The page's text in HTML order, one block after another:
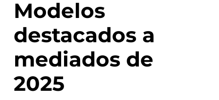
Modelos
destacados a
mediados de
2025